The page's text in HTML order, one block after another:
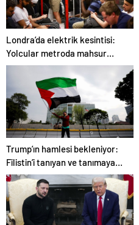
Londra’da elektrik kesintisi:
Yolcular metroda mahsur
kaldı
Trump’ın hamlesi bekleniyor:
Filistin’i tanıyan ve tanımayan
ülkeler hangileri?